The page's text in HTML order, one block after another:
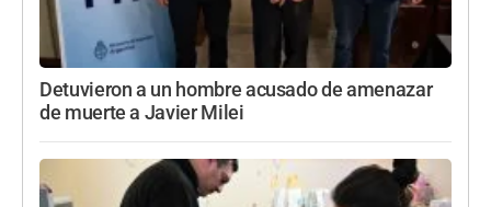
Detuvieron a un hombre acusado de amenazar
de muerte a Javier Milei